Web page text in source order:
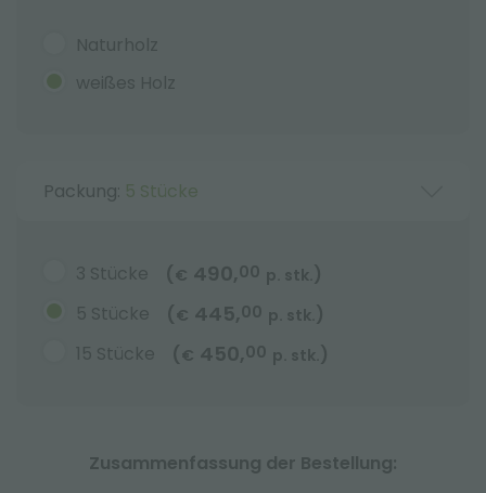
Naturholz
weißes Holz
Packung: 5 Stücke
3 Stücke ( € 490,00 p. stk. )
5 Stücke
( € 445,00 p. stk. )
15 Stücke
( € 450,00 p. stk. )
Zusammenfassung der Bestellung: